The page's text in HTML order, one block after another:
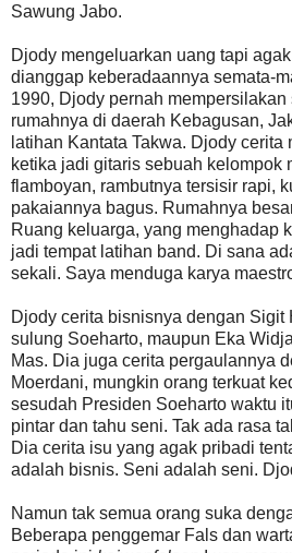
Sawung Jabo.
Djody mengeluarkan uang tapi
dianggap keberadaannya semata-
1990, Djody pernah mempersilakan
rumahnya di daerah Kebagusan,
latihan Kantata Takwa. Djody
ketika jadi gitaris sebuah kelompok
flamboyan, rambutnya tersisir rapi,
pakaiannya bagus. Rumahnya
Ruang keluarga, yang menghadap
jadi tempat latihan band. Di sana
sekali. Saya menduga karya
Djody cerita bisnisnya dengan Sigit
sulung Soeharto, maupun Eka
Mas. Dia juga cerita pergaulannya
Moerdani, mungkin orang terkuat
sesudah Presiden Soeharto waktu
pintar dan tahu seni. Tak ada rasa
Dia cerita isu yang agak pribadi
adalah bisnis. Seni adalah seni.
Namun tak semua orang suka
Beberapa penggemar Fals dan